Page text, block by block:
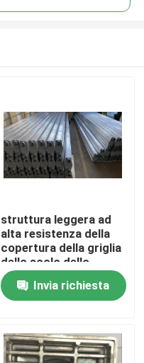
struttura leggera ad
alta resistenza della
copertura della griglia
dello scolo dello
spreco del pavimento
Q235 di 1500mm
Invia richiesta